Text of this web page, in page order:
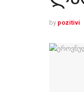
by pozitivi